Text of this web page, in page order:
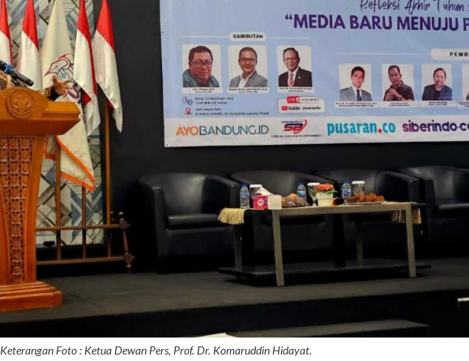
Keterangan Foto : Ketua Dewan Pers, Prof. Dr. Komaruddin Hidayat.